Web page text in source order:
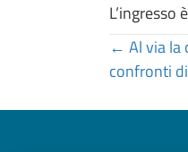
Posts
← Al via la
confronti